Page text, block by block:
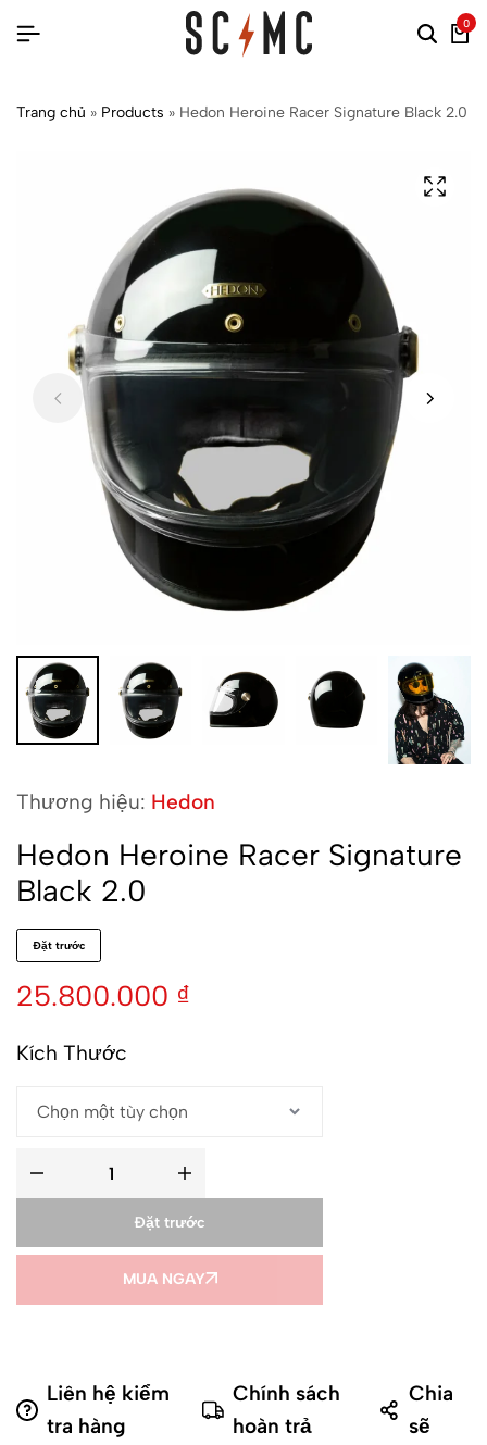
0
Trang chủ » Products » Hedon Heroine Racer Signature Black 2.0
Thương hiệu: Hedon
Hedon Heroine Racer Signature
Black 2.0
Đặt trước
25.800.000 ₫
Kích Thước
Đặt trước
MUA NGAY
Liên hệ kiểm
tra hàng
Chính sách
hoàn trả
Chia
sẽ